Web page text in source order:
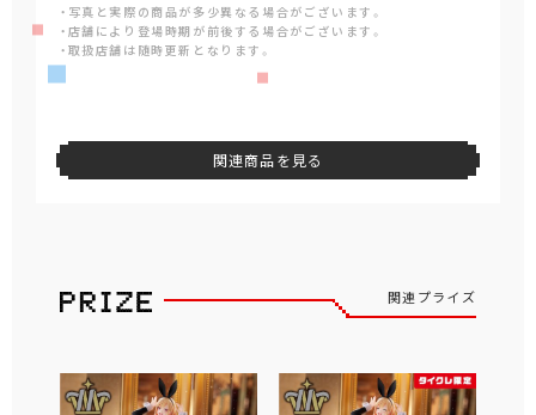
・写真と実際の商品が多少異なる場合がございます。
・店舗により登場時期が前後する場合がございます。
・取扱店舗は随時更新となります。
関連商品を見る
関連プライズ